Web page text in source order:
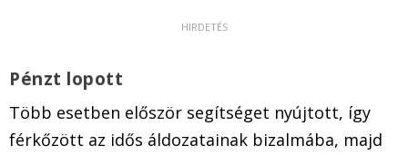
Pénzt lopott
Több esetben először segítséget nyújtott, így
férkőzött az idős áldozatainak bizalmába, majd